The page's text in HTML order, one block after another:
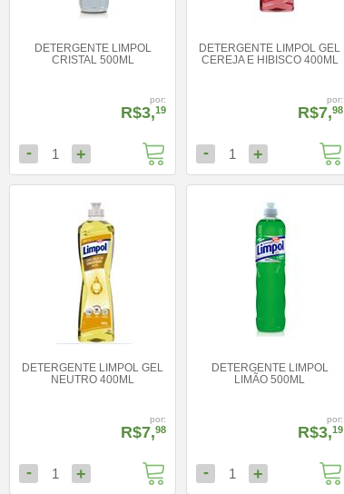
DETERGENTE LIMPOL
CRISTAL 500ML
por:
R$3,19
- 1 +
DETERGENTE LIMPOL GEL
CEREJA E HIBISCO 400ML
por:
R$7,98
- 1 +
DETERGENTE LIMPOL GEL
NEUTRO 400ML
por:
R$7,98
- 1 +
DETERGENTE LIMPOL
LIMÃO 500ML
por:
R$3,19
- 1 +